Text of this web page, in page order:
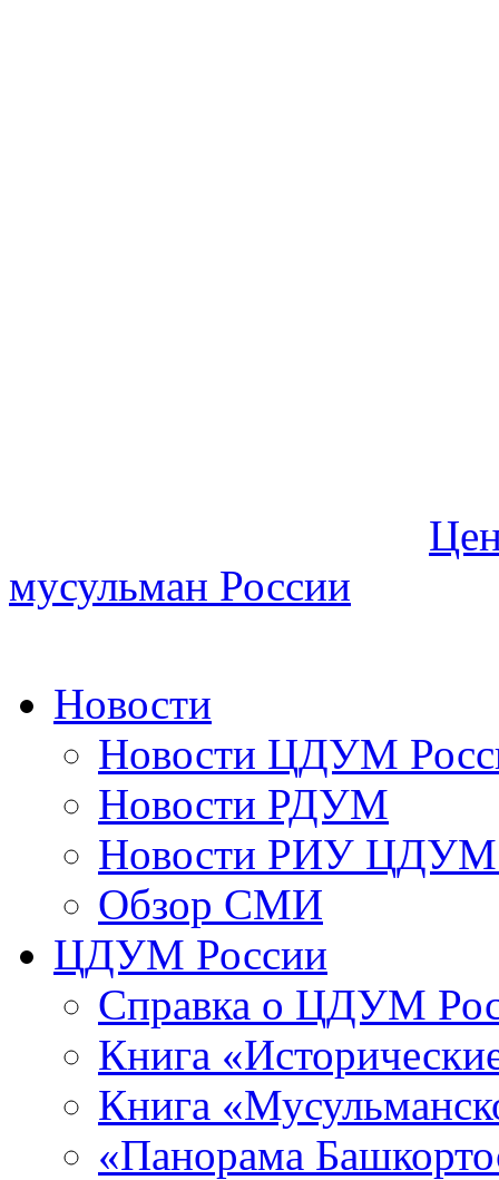
мусульман России
Новости
Новости ЦДУМ
Новости РДУМ
Новости РИУ ЦДУМ
Обзор СМИ
ЦДУМ России
Справка о ЦДУМ
Книга
Книга
«Панорама